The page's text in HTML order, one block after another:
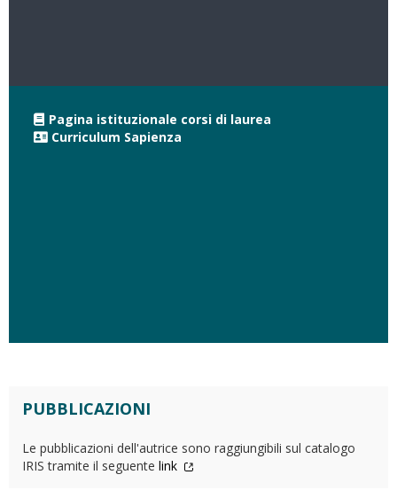
Pagina istituzionale corsi di laurea
Curriculum Sapienza
PUBBLICAZIONI
Le pubblicazioni dell'autrice sono raggiungibili sul catalogo
IRIS tramite il seguente link